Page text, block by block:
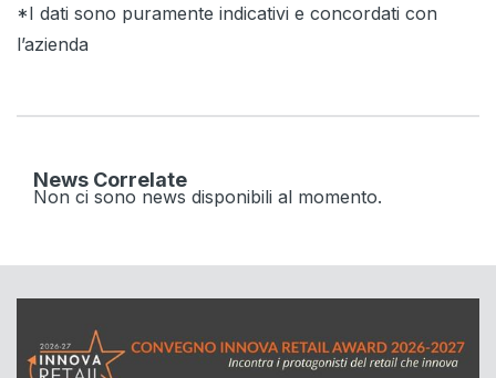
*I dati sono puramente indicativi e concordati con
l’azienda
News Correlate
Non ci sono news disponibili al momento.